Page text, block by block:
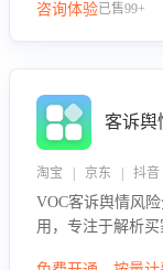
队和智能工具提
咨询体验已售99+
客诉舆
淘宝 | 京东 | 抖
VOC客诉舆情风
用，专注于解析